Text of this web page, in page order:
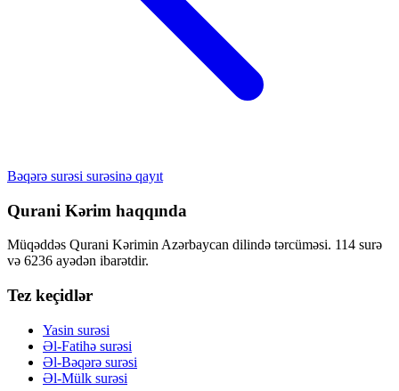
Bəqərə surəsi surəsinə qayıt
Qurani Kərim haqqında
Müqəddəs Qurani Kərimin Azərbaycan dilində tərcüməsi. 114 surə
və 6236 ayədən ibarətdir.
Tez keçidlər
Yasin surəsi
Əl-Fatihə surəsi
Əl-Bəqərə surəsi
Əl-Mülk surəsi